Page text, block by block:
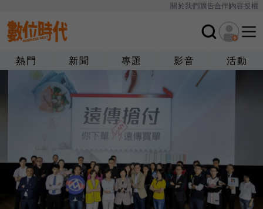
關於我們廣告合作內容授權
熱門 新聞 專題 影音 活動